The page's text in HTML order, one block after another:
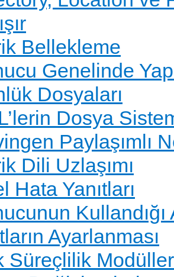
Bellekleme
Genelinde
Dosyaları
Dosya
Paylaşımlı
Dili Uzlaşımı
Hata Yanıtları
Ayarlanması
Süreçlilik